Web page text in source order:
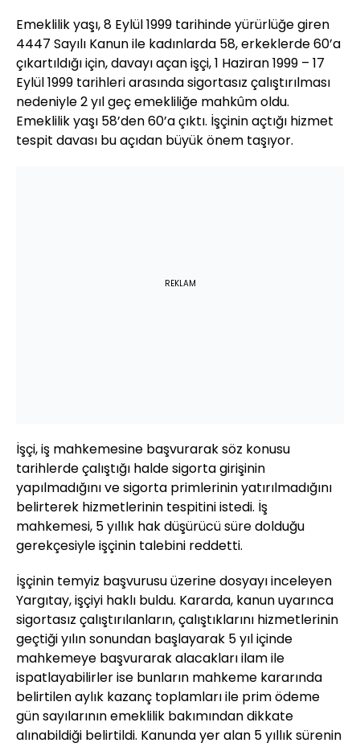
Emeklilik yaşı, 8 Eylül 1999 tarihinde yürürlüğe giren
4447 Sayılı Kanun ile kadınlarda 58, erkeklerde 60’a
çıkartıldığı için, davayı açan işçi, 1 Haziran 1999 – 17
Eylül 1999 tarihleri arasında sigortasız çalıştırılması
nedeniyle 2 yıl geç emekliliğe mahkûm oldu.
Emeklilik yaşı 58’den 60’a çıktı. İşçinin açtığı hizmet
tespit davası bu açıdan büyük önem taşıyor.
REKLAM
İşçi, iş mahkemesine başvurarak söz konusu
tarihlerde çalıştığı halde sigorta girişinin
yapılmadığını ve sigorta primlerinin yatırılmadığını
belirterek hizmetlerinin tespitini istedi. İş
mahkemesi, 5 yıllık hak düşürücü süre dolduğu
gerekçesiyle işçinin talebini reddetti.
İşçinin temyiz başvurusu üzerine dosyayı inceleyen
Yargıtay, işçiyi haklı buldu. Kararda, kanun uyarınca
sigortasız çalıştırılanların, çalıştıklarını hizmetlerinin
geçtiği yılın sonundan başlayarak 5 yıl içinde
mahkemeye başvurarak alacakları ilam ile
ispatlayabilirler ise bunların mahkeme kararında
belirtilen aylık kazanç toplamları ile prim ödeme
gün sayılarının emeklilik bakımından dikkate
alınabildiği belirtildi. Kanunda yer alan 5 yıllık sürenin